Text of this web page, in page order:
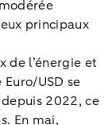
principaux
de l’énergie et
USD se
2022, ce
En mai,